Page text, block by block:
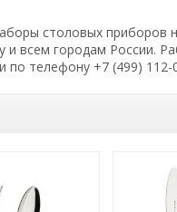
столовых приборов
и всем городам России.
телефону +7 (499)